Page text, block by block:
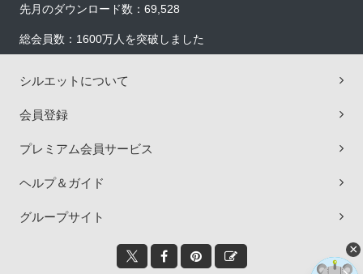
先月のダウンロード数：69,528
総会員数：1600万人を突破しました
シルエットについて
会員登録
プレミアム会員サービス
ヘルプ＆ガイド
グループサイト
×